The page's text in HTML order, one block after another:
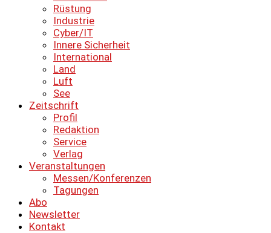
Rüstung
Industrie
Cyber/IT
Innere Sicherheit
International
Land
Luft
See
Zeitschrift
Profil
Redaktion
Service
Verlag
Veranstaltungen
Messen/Konferenzen
Tagungen
Abo
Newsletter
Kontakt